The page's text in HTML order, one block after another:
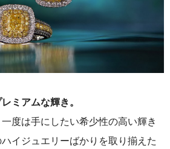
ミアムな輝き。
度は手にしたい希少性の高い輝き
イジュエリーばかりを取り揃えた